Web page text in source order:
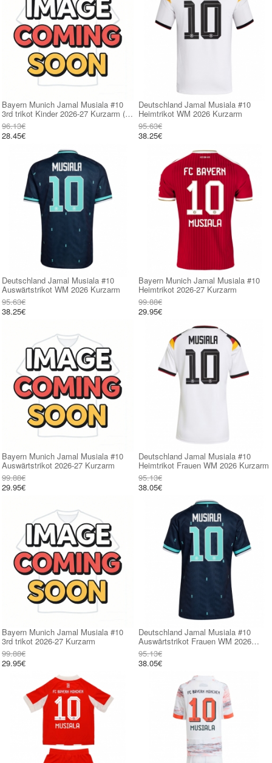
Bayern Munich Jamal Musiala #10
3rd trikot Kinder 2026-27 Kurzarm (+
kurze hosen)
96.13€
28.45€
Deutschland Jamal Musiala #10
Heimtrikot WM 2026 Kurzarm
95.63€
38.25€
Deutschland Jamal Musiala #10
Auswärtstrikot WM 2026 Kurzarm
95.63€
38.25€
Bayern Munich Jamal Musiala #10
Heimtrikot 2026-27 Kurzarm
99.88€
29.95€
Bayern Munich Jamal Musiala #10
Auswärtstrikot 2026-27 Kurzarm
99.88€
29.95€
Deutschland Jamal Musiala #10
Heimtrikot Frauen WM 2026 Kurzarm
95.13€
38.05€
Bayern Munich Jamal Musiala #10
3rd trikot 2026-27 Kurzarm
99.88€
29.95€
Deutschland Jamal Musiala #10
Auswärtstrikot Frauen WM 2026
Kurzarm
95.13€
38.05€